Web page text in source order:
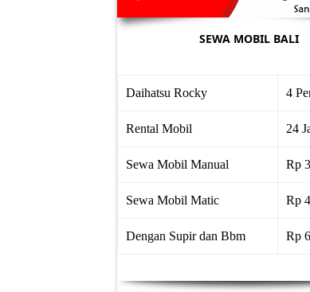
SEWA MOBIL BALI
Daihatsu Rocky 4
Rental Mobil 24
Sewa Mobil Manual Rp
Sewa Mobil Matic Rp
Dengan Supir dan Bbm Rp